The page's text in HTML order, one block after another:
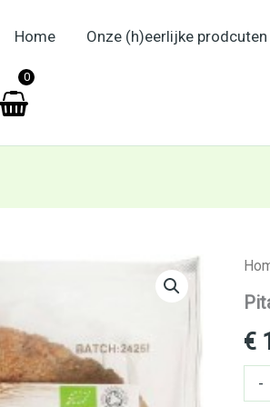
Home Onze (h)eerlijke prodcuten
0
€
-
4st.